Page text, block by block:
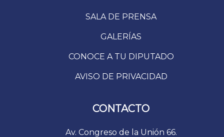
SALA DE PRENSA
GALERÍAS
CONOCE A TU DIPUTADO
AVISO DE PRIVACIDAD
CONTACTO
Av. Congreso de la Unión 66.